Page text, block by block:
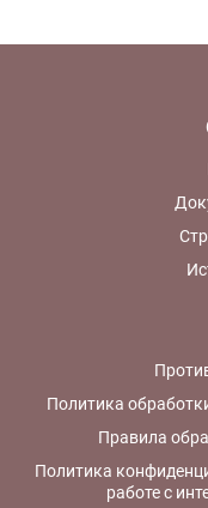
Политика
Правила
Политика
работе с